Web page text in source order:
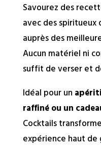
Savourez des
avec des spiritueux
auprès des
Aucun matériel ni
suffit de verser et
Idéal pour un
raffiné ou un
Cocktails
expérience haut de